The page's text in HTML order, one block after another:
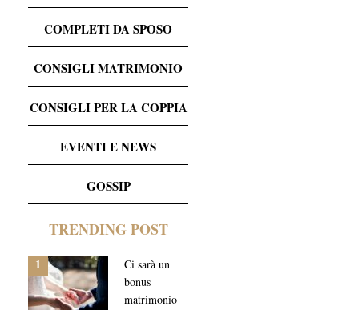
COMPLETI DA SPOSO
CONSIGLI MATRIMONIO
CONSIGLI PER LA COPPIA
EVENTI E NEWS
GOSSIP
TRENDING POST
Ci sarà un
bonus
matrimonio
1